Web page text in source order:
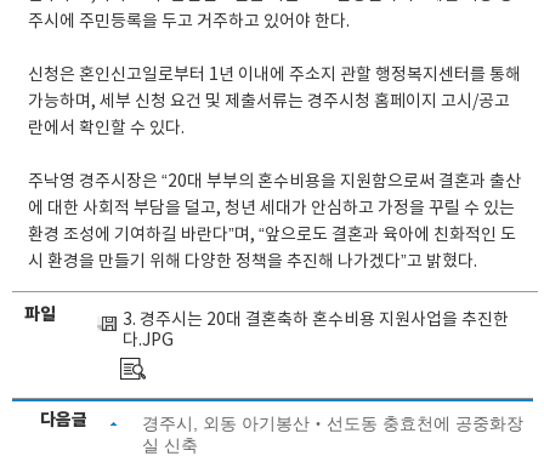
주시에 주민등록을 두고 거주하고 있어야 한다.
신청은 혼인신고일로부터 1년 이내에 주소지 관할 행정복지센터를 통해
가능하며, 세부 신청 요건 및 제출서류는 경주시청 홈페이지 고시/공고
란에서 확인할 수 있다.
주낙영 경주시장은 “20대 부부의 혼수비용을 지원함으로써 결혼과 출산
에 대한 사회적 부담을 덜고, 청년 세대가 안심하고 가정을 꾸릴 수 있는
환경 조성에 기여하길 바란다”며, “앞으로도 결혼과 육아에 친화적인 도
시 환경을 만들기 위해 다양한 정책을 추진해 나가겠다”고 밝혔다.
파일
3. 경주시는 20대 결혼축하 혼수비용 지원사업을 추진한
다.JPG
다음글
경주시, 외동 아기봉산‧선도동 충효천에 공중화장
실 신축